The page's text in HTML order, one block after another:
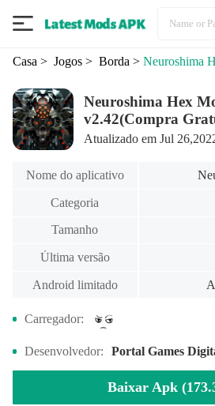
Casa > Jogos> Borda > Neuroshima
Neuroshima Hex
v2.42(Compra
Atualizado em Jul
Nome do aplicativo
Categoria
Tamanho
Última versão
Android limitado
Carregador:
Desenvolvedor: Portal Games
Baixar Apk